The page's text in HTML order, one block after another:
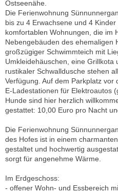
Ostseenähe.
Die Ferienwohnung
bis zu 4 Erwachsene und 4
komfortablen Wohnungen, die im
Nebengebäuden des ehemaligen
großzügiger Schwimmteich mit
Umkleidehäuschen, eine Grillkota
rustikaler Schwalldusche stehen
Verfügung. Auf dem Parkplatz
E-Ladestationen für Elektroautos
Hunde sind hier herzlich
gestattet: 10,00 Euro pro Nacht
Die Ferienwohnung
des Hofes ist in einem
gestaltet und hochwertig
sorgt für angenehme Wärme.
Im Erdgeschoss:
- offener Wohn- und Essbereich